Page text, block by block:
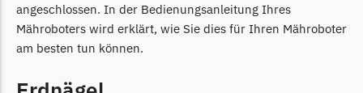
LandXcape
LandXcape Messer
Begrenzungsdraht
angeschlossen. In der Bedienungsanleitung Ihres
Mähroboters wird erklärt, wie Sie dies für Ihren Mähroboter
am besten tun können.